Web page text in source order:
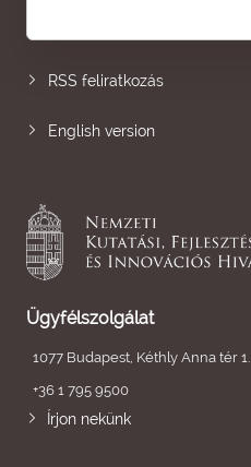
RSS feliratkozás
English version
Ügyfélszolgálat
1077 Budapest, Kéthly Anna tér 1.
+36 1 795 9500
Írjon nekünk